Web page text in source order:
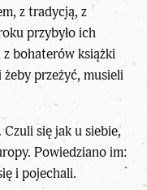
z tradycją, z
przybyło ich
z bohaterów książki
żeby przeżyć, musieli
Czuli się jak u siebie,
Powiedziano im:
i pojechali.